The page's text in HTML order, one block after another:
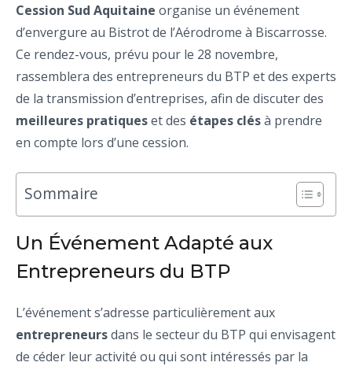
Cession Sud Aquitaine organise un événement
d’envergure au Bistrot de l’Aérodrome à Biscarrosse.
Ce rendez-vous, prévu pour le 28 novembre,
rassemblera des entrepreneurs du BTP et des experts
de la transmission d’entreprises, afin de discuter des
meilleures pratiqueset des étapes clésà prendre
en compte lors d’une cession.
Sommaire
Un Événement Adapté aux
Entrepreneurs du BTP
L’événement s’adresse particulièrement aux
entrepreneursdans le secteur du BTP qui envisagent
de céder leur activité ou qui sont intéressés par la